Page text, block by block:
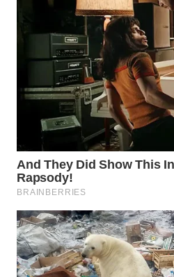
WN
WN
GORONTALO
WN
SULUT
WN
MALUKU
WN